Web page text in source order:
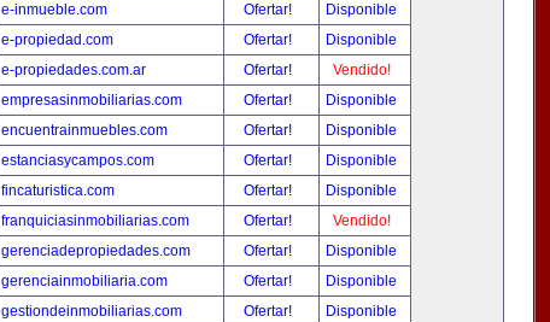
e-inmueble.com
Ofertar!
Disponible
e-propiedad.com
Ofertar!
Disponible
e-propiedades.com.ar
Ofertar!
Vendido!
empresasinmobiliarias.com
Ofertar!
Disponible
encuentrainmuebles.com
Ofertar!
Disponible
estanciasycampos.com
Ofertar!
Disponible
fincaturistica.com
Ofertar!
Disponible
franquiciasinmobiliarias.com
Ofertar!
Vendido!
gerenciadepropiedades.com
Ofertar!
Disponible
gerenciainmobiliaria.com
Ofertar!
Disponible
gestiondeinmobiliarias.com
Ofertar!
Disponible